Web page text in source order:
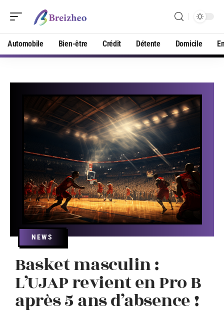
Automobile Bien-être Crédit Détente Domicile
NEWS
Basket masculin :
L’UJAP revient en Pro B
après 5 ans d’absence !